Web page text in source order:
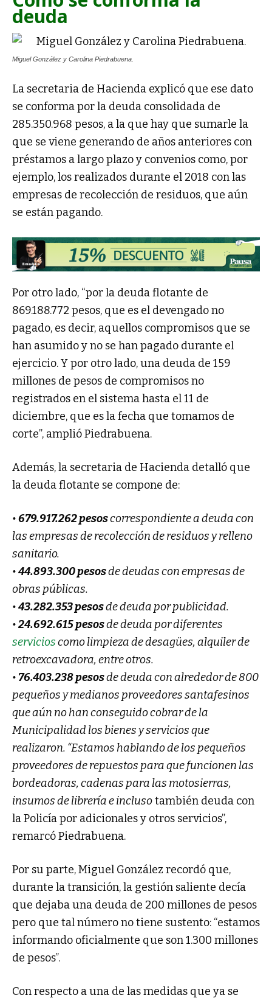
deuda
Miguel González y Carolina Piedrabuena.
La secretaria de Hacienda explicó que ese dato
se conforma por la deuda consolidada de
285.350.968 pesos, a la que hay que sumarle la
que se viene generando de años anteriores con
préstamos a largo plazo y convenios como, por
ejemplo, los realizados durante el 2018 con las
empresas de recolección de residuos, que aún
se están pagando.
Por otro lado, “por la deuda flotante de
869.188.772 pesos, que es el devengado no
pagado, es decir, aquellos compromisos que se
han asumido y no se han pagado durante el
ejercicio. Y por otro lado, una deuda de 159
millones de pesos de compromisos no
registrados en el sistema hasta el 11 de
diciembre, que es la fecha que tomamos de
corte”, amplió Piedrabuena.
Además, la secretaria de Hacienda detalló que
la deuda flotante se compone de:
•679.917.262 pesoscorrespondiente a deuda con
las empresas de recolección de residuos y relleno
sanitario.
•44.893.300 pesosde deudas con empresas de
obras públicas.
•43.282.353 pesosde deuda por publicidad.
•24.692.615 pesosde deuda por diferentes
servicioscomo limpieza de desagües, alquiler de
retroexcavadora, entre otros.
• 76.403.238 pesosde deuda con alrededor de 800
pequeños y medianos proveedores santafesinos
que aún no han conseguido cobrar de la
Municipalidad los bienes y servicios que
realizaron. “Estamos hablando de los pequeños
proveedores de repuestos para que funcionen las
bordeadoras, cadenas para las motosierras,
insumos de librería e inclusotambién deuda con
la Policía por adicionales y otros servicios”,
remarcó Piedrabuena.
Por su parte, Miguel González recordó que,
durante la transición, la gestión saliente decía
que dejaba una deuda de 200 millones de pesos
pero que tal número no tiene sustento: “estamos
informando oficialmente que son 1.300 millones
de pesos”.
Con respecto a una de las medidas que ya se